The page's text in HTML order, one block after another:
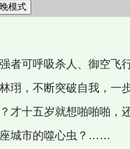
模式
者可呼吸杀人、御空飞
珝，不断突破自我，一
才十五岁就想啪啪啪，
城市的噬心虫？……